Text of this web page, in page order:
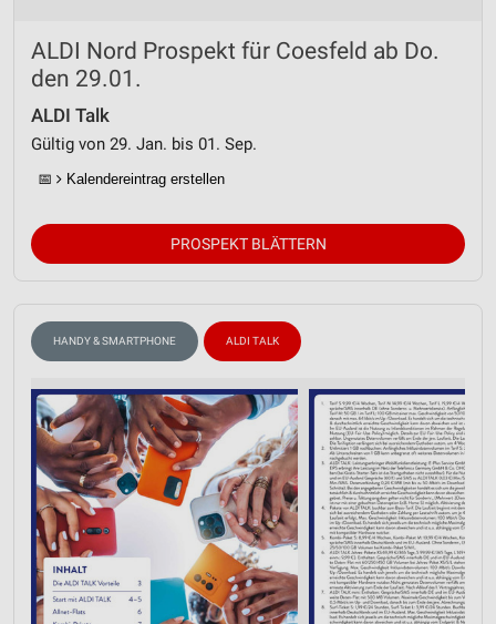
ALDI Nord Prospekt für Coesfeld ab Do.
den 29.01.
ALDI Talk
Gültig von 29. Jan. bis 01. Sep.
📅 Kalendereintrag erstellen
PROSPEKT BLÄTTERN
HANDY & SMARTPHONE ALDI TALK